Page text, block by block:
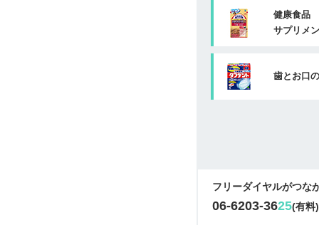
健康食品
サプリメ
歯とお口
フリーダイヤルがつな
06-6203-3625(有料